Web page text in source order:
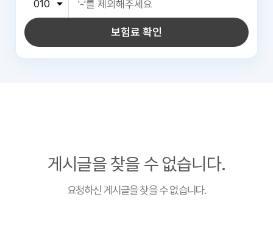
보험료 확인
게시글을 찾을 수 없습니다.
요청하신 게시글을 찾을 수 없습니다.